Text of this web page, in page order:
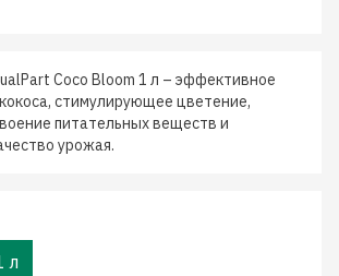
Coco Bloom 1 л – эффективное
стимулирующее цветение,
питательных веществ и
урожая.
л